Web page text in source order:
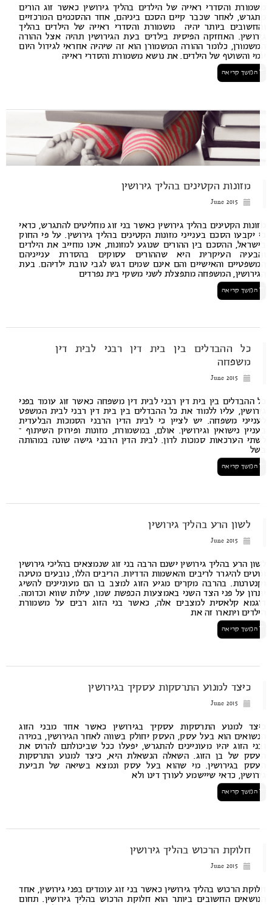
והסדרי ראייה של הילדים בהליך גירושין כאשר זוג הורים
לאחר שכבר קיים הסכם ביניהם, אחד ההסכמים המרכזיים
ביותר יהיה משמורת והסדרי ראייה של הילדים בהליך
האחזקה הפיסית בילדים בעת הגירושין תהיה אצל ההורה
כלומר ההורה המשמורן הוא זה שיהיה אחראי לגידול היום
והשוטף של הילדים. את נושא משמורת והסדרי ראייה
המשך קריאה
מזונות הקטינים בהליך גירושין
June 2015
הקטינים בהליך גירושין כאשר בני זוג מחליטים להתגרש, כדאי
יקבעו הסכם בענייני מזונות הקטינים בהליך גירושין. על פי החוק
ההסכם בין ההורים שנוגע למזונות, אינו מחייב את הילדים
העיקרית היא שההורים עסוקים בהסדרת ענייניהם
והאישיים והם אינם שמים דגש לגבי טובת ילדיהם. בעת
המשפחה מתפצלת לשני משקי בית נפרדים
המשך קריאה
כל ההבדלים בין בית דין רבני לבית דין
משפחה
June 2015
ההבדלים בין בית דין רבני לבית דין משפחה כאשר זוג עומד בפני
עליו ללמוד את כל ההבדלים בין בית דין רבני לבית המשפט
משפחה. יש לציין כי לבית הדין הרבני הסמכות הבלעדית
נישואין וגירושין. אולם, במשמורת, מזונות ופירוק השיתוף –
הערכאות סמכות לדון. לבית הדין הרבני גישה שונה במהותה
המשך קריאה
לשון הרע בהליך גירושין
June 2015
הרע בהליך גירושין ישנם הרבה בני זוג שנמצאים בהליכי גירושין
להיגרר לריבים והאשמות הדדיות. הריבים הללו, נובעים מטינה
בהרבה מקרים מגיע הזוג למצב בו הם מעוניינים להשיג
על פני הצד השני באמצעות הכפשת שמו, עילות שווא וכדומה.
קלאסית למצבים אלה, כאשר בני הזוג רבים על משמורת
ויתארו זה את
המשך קריאה
כיצד למנוע התרסקות עסקיך בגירושין
June 2015
למנוע התרסקות עסקיך בגירושין כאשר אחד מבני הזוג
הוא בעל עסק, העסק יחולק בשווה לאחר הגירושין, במידה
הזוג יהיו מעוניינים להתגרש, יפעלו ככל שביכולתם להרוס את
של בן הזוג. השאלה הנשאלת היא, כיצד למנוע התרסקות
בגירושין. מי שהוא בעל עסק ונמצא בשיאה של תביעת
כדאי שיישמע לעורך דינו ולא
המשך קריאה
חלוקת הרכוש בהליך גירושין
June 2015
הרכוש בהליך גירושין כאשר בני זוג עומדים בפני גירושין, אחד
החשובים ביותר הוא חלוקת הרכוש בהליך גירושין. תחום